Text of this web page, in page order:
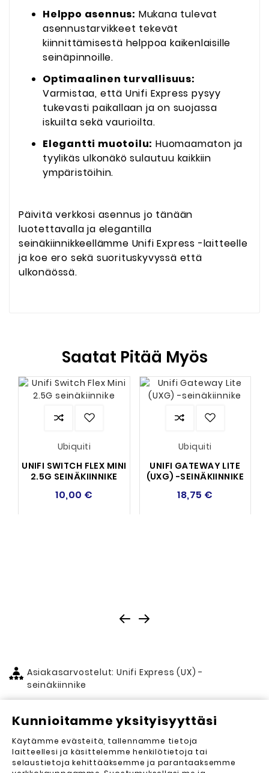
Helppo asennus: Mukana tulevat
asennustarvikkeet tekevät
kiinnittämisestä helppoa kaikenlaisille
seinäpinnoille.
Optimaalinen turvallisuus:
Varmistaa, että Unifi Express pysyy
tukevasti paikallaan ja on suojassa
iskuilta sekä vaurioilta.
Elegantti muotoilu: Huomaamaton ja
tyylikäs ulkonäkö sulautuu kaikkiin
ympäristöihin.
Päivitä verkkosi asennus jo tänään
luotettavalla ja elegantilla
seinäkiinnikkeellämme Unifi Express -laitteelle
ja koe ero sekä suorituskyvyssä että
ulkonäössä.
Saatat Pitää Myös
Ubiquiti
UNIFI SWITCH FLEX MINI
2.5G SEINÄKIINNIKE
10,00 €
Ubiquiti
UNIFI GATEWAY LITE
(UXG) -SEINÄKIINNIKE
18,75 €
Asiakasarvostelut: Unifi Express (UX) -
seinäkiinnike
Asiakasarvostelut (0)
Lähetä arvostelu
Arvosteluja ei vielä ole. Haluatko kirjoittaa
Kunnioitamme yksityisyyttäsi
Käytämme evästeitä, tallennamme tietoja
laitteellesi ja käsittelemme henkilötietoja tai
selaustietoja kehittääksemme ja parantaaksemme